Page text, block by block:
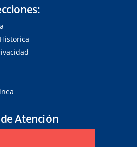
Atención